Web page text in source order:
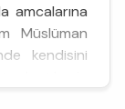
amcalarına
Müslüman
kendisini